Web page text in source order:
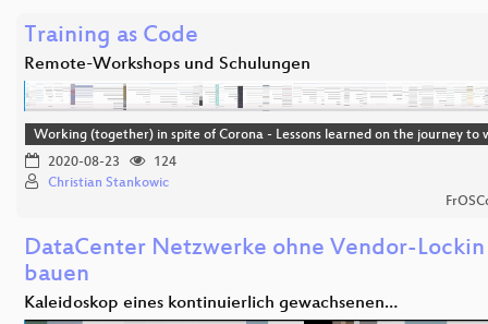
Training as Code
Remote-Workshops und Schulungen
Working (together) in spite of Corona - Lessons learned on the journey to
2020-08-23
124
Christian Stankowic
DataCenter Netzwerke ohne Vendor-
bauen
Kaleidoskop eines kontinuierlich gewachsenen…